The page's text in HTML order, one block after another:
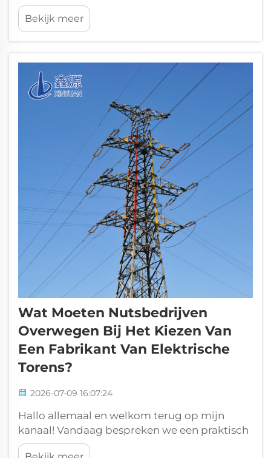
elektriciteitsnetten en de integratie van
hernieuwbare energie versnellen, worden
transmissietorens — de fysieke ruggengraat
aan ongekende technische controle. Van
hoogspanning...
Bekijk meer
Wat Moeten Nutsbedrijven
Overwegen Bij Het Kiezen Van
Een Fabrikant Van Elektrische
Torens?
2026-07-09 16:07:24
Hallo allemaal en welkom terug op mijn
kanaal! Vandaag bespreken we een praktisch
en professioneel onderwerp voor